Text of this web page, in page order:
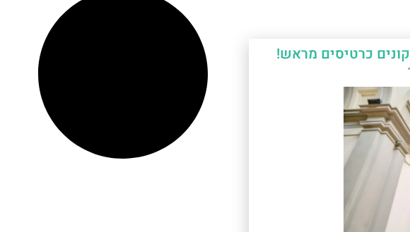
קונים כרטיסים מראש!